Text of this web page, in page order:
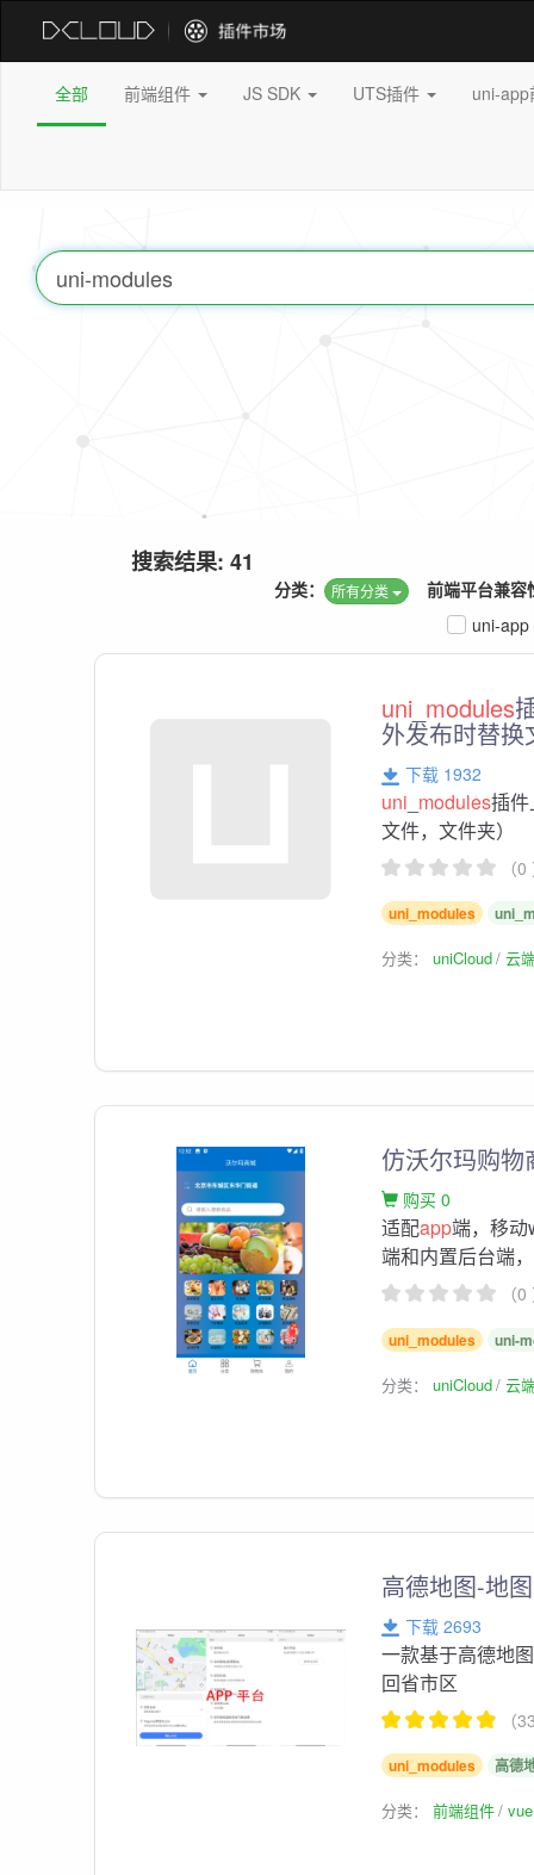
全部 前端组件 JS SDK UTS插件 uni-
搜索结果: 41
前端平台兼容
分类： 所有分类
uni-app
uni modules
外发布时替
下载 1932
uni modules插
文件，文件夹）
（
uni_modules
分类：uniCloud 云
仿沃尔玛购
购买 0
适配app端，移
端和内置后台端
（
uni_modules uni-
分类：uniCloud 云
高德地图-地
下载 2693
一款基于高德地
回省市区
（
uni_modules 高德
分类：前端组件